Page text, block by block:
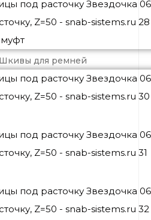
муфт
Шкивы для ремней